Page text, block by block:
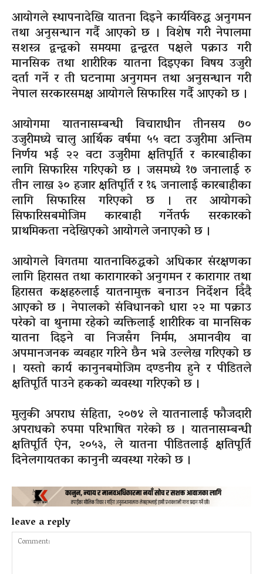
आयोगले स्थापनादेखि यातना दिइने कार्यविरुद्ध अनुगमन
तथा अनुसन्धान गर्दै आएको छ । विशेष गरी नेपालमा
सशस्त्र द्वन्द्वको समयमा द्वन्द्वरत पक्षले पक्राउ गरी
मानसिक तथा शारीरिक यातना दिइएका विषय उजुरी
दर्ता गर्ने र ती घटनामा अनुगमन तथा अनुसन्धान गरी
नेपाल सरकारसमक्ष आयोगले सिफारिस गर्दै आएको छ ।
आयोगमा यातनासम्बन्धी विचाराधीन तीनसय ७०
उजुरीमध्ये चालु आर्थिक वर्षमा ५५ वटा उजुरीमा अन्तिम
निर्णय भई २२ वटा उजुरीमा क्षतिपूर्ति र कारबाहीका
लागि सिफारिस गरिएको छ । जसमध्ये १७ जनालाई रु
तीन लाख ३० हजार क्षतिपूर्ति र १६ जनालाई कारबाहीका
लागि सिफारिस गरिएको छ । तर आयोगको
सिफारिसबमोजिम कारबाही गर्नेतर्फ सरकारको
प्राथमिकता नदेखिएको आयोगले जनाएको छ ।
आयोगले विगतमा यातनाविरुद्धको अधिकार संरक्षणका
लागि हिरासत तथा कारागारको अनुगमन र कारागार तथा
हिरासत कक्षहरुलाई यातनामुक्त बनाउन निर्देशन दिँदै
आएको छ । नेपालको संविधानको धारा २२ मा पक्राउ
परेको वा थुनामा रहेको व्यक्तिलाई शारीरिक वा मानसिक
यातना दिइने वा निजसँग निर्मम, अमानवीय वा
अपमानजनक व्यवहार गरिने छैन भन्ने उल्लेख गरिएको छ
। यस्तो कार्य कानुनबमोजिम दण्डनीय हुने र पीडितले
क्षतिपूर्ति पाउने हकको व्यवस्था गरिएको छ ।
मुलुकी अपराध संहिता, २०७४ ले यातनालाई फौजदारी
अपराधको रुपमा परिभाषित गरेको छ । यातनासम्बन्धी
क्षतिपूर्ति ऐन, २०५३, ले यातना पीडितलाई क्षतिपूर्ति
दिनेलगायतका कानुनी व्यवस्था गरेको छ ।
leave a reply